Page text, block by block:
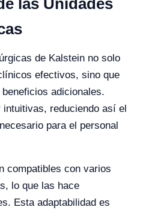
las Unidades
de Kalstein no solo
efectivos, sino que
adicionales.
reduciendo así el
para el personal
compatibles con varios
lo que las hace
Esta adaptabilidad es